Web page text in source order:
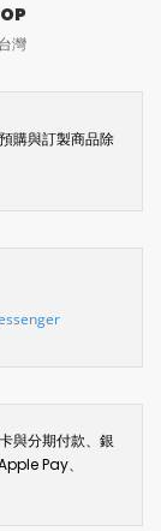
灣
購與訂製商品除
與分期付款、銀
Pay、